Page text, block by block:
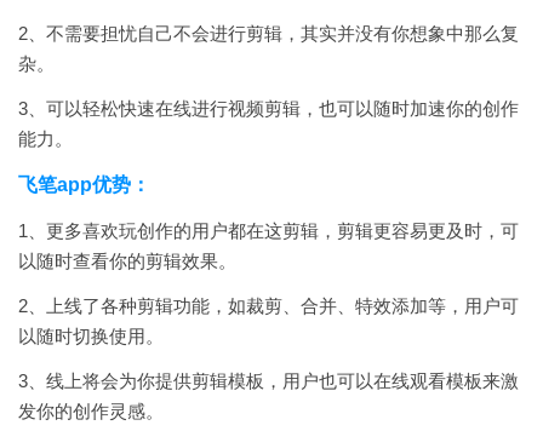
2、不需要担忧自己不会进行剪辑，其实并没有你想象中那么复
杂。
3、可以轻松快速在线进行视频剪辑，也可以随时加速你的创作
能力。
飞笔app优势：
1、更多喜欢玩创作的用户都在这剪辑，剪辑更容易更及时，可
以随时查看你的剪辑效果。
2、上线了各种剪辑功能，如裁剪、合并、特效添加等，用户可
以随时切换使用。
3、线上将会为你提供剪辑模板，用户也可以在线观看模板来激
发你的创作灵感。